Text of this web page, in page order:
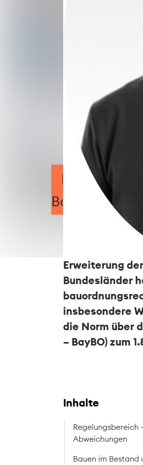
Bauformen?
Erweiterung
Bundesländer
insbesondere
die Norm über
– BayBO) zum
Inhalte
Regelungsbereich
Abweichungen
Bauen im Bestand